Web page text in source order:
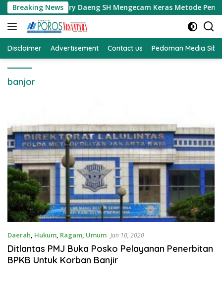
Langsung
ke
konten
Breaking News
Selatan Jefry Daeng SH Mengecam Keras Metode
Disclaimer Advertisement Contact us Pedoman Media
banjor
Daerah, Hukum, Ragam, Umum Jan 10, 2020
Ditlantas PMJ Buka Posko Pelayanan Penerbitan
BPKB Untuk Korban Banjir